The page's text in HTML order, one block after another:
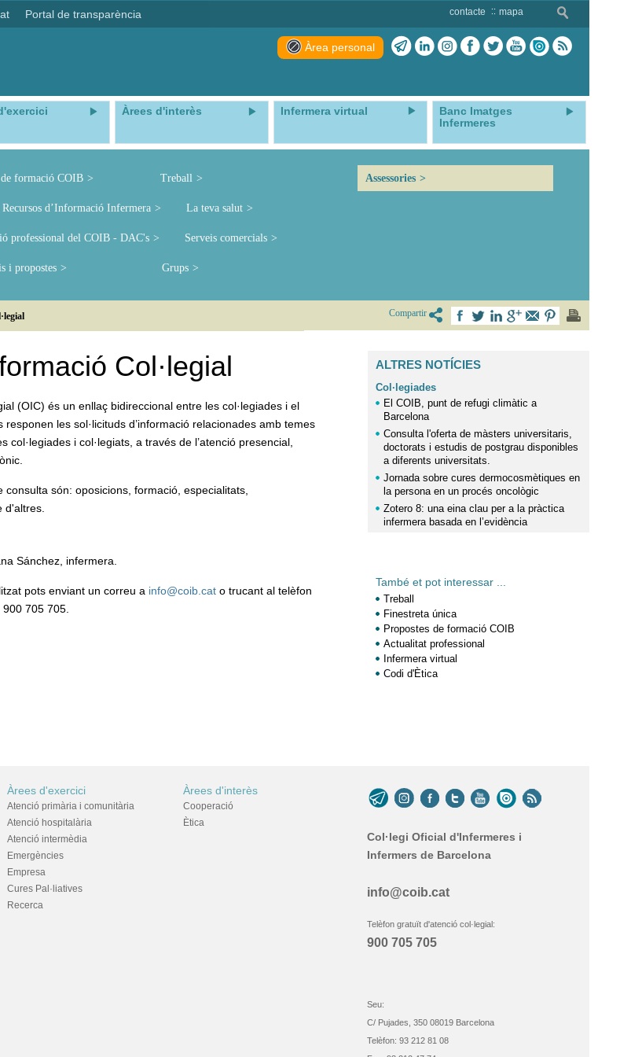
Portal de transparència contacte mapa
Àrea personal
Àrees d'interès Infermera virtual
Banc Imatges
Infermeres
de formació COIB Treball Assessories
Recursos d’Informació Infermera La teva salut
professional del COIB - DAC's Serveis comercials
i propostes Grups
Compartir
Col·legial
(OIC) és un enllaç bidireccional entre les col·legiades i el
responen les sol·licituds d’informació relacionades amb temes
col·legiades i col·legiats, a través de l’atenció presencial,
són: oposicions, formació, especialitats,
d'altres.
Sánchez, infermera.
pots enviant un correu a info@coib.cat o trucant al telèfon
705 705.
ALTRES NOTÍCIES
Col·legiades
El COIB, punt de refugi climàtic a
Barcelona
Consulta l'oferta de màsters universitaris,
doctorats i estudis de postgrau disponibles
a diferents universitats.
Jornada sobre cures dermocosmètiques en
la persona en un procés oncològic
Zotero 8: una eina clau per a la pràctica
infermera basada en l’evidència
També et pot interessar ...
Treball
Finestreta única
Propostes de formació COIB
Actualitat professional
Infermera virtual
Codi d'Ètica
Àrees d'exercici
Atenció primària i comunitària
Atenció hospitalària
Atenció intermèdia
Emergències
Empresa
Cures Pal·liatives
Recerca
Àrees d'interès
Cooperació
Ètica
Col·legi Oficial d'Infermeres i
Infermers de Barcelona
info@coib.cat
Telèfon gratuït d'atenció col·legial:
900 705 705
Seu:
C/ Pujades, 350 08019 Barcelona
Telèfon: 93 212 81 08